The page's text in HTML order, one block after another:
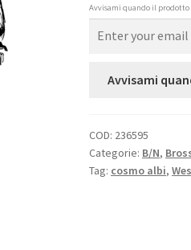
Avvisami quando il
Avvisami
COD: 236595
Categorie: B/N,
Tag: cosmo albi,